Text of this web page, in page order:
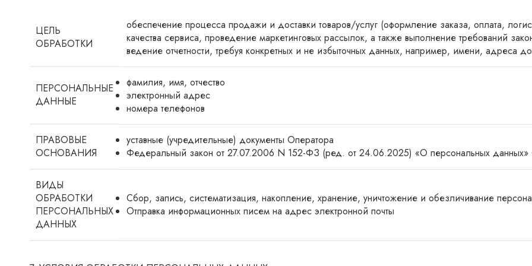
ЦЕЛЬ
ОБРАБОТКИ
обеспечение процесса продажи и доставки товаров/услуг (оформление заказа, оплата,
качества сервиса, проведение маркетинговых рассылок, а также выполнение требований
ведение отчетности, требуя конкретных и не избыточных данных, например, имени, адреса
ПЕРСОНАЛЬНЫЕ
ДАННЫЕ
фамилия, имя, отчество
электронный адрес
номера телефонов
ПРАВОВЫЕ
ОСНОВАНИЯ
уставные (учредительные) документы Оператора
Федеральный закон от 27.07.2006 N 152-ФЗ (ред. от 24.06.2025) «О персональных данных»
ВИДЫ
ОБРАБОТКИ
ПЕРСОНАЛЬНЫХ
ДАННЫХ
Сбор, запись, систематизация, накопление, хранение, уничтожение и обезличивание
Отправка информационных писем на адрес электронной почты